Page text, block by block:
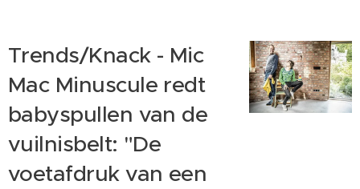
Trends/Knack - Mic
Mac Minuscule redt
babyspullen van de
vuilnisbelt: "De
voetafdruk van een